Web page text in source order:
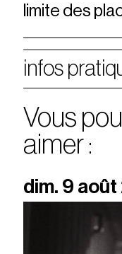
limite des
infos
Vous
aimer :
dim. 9